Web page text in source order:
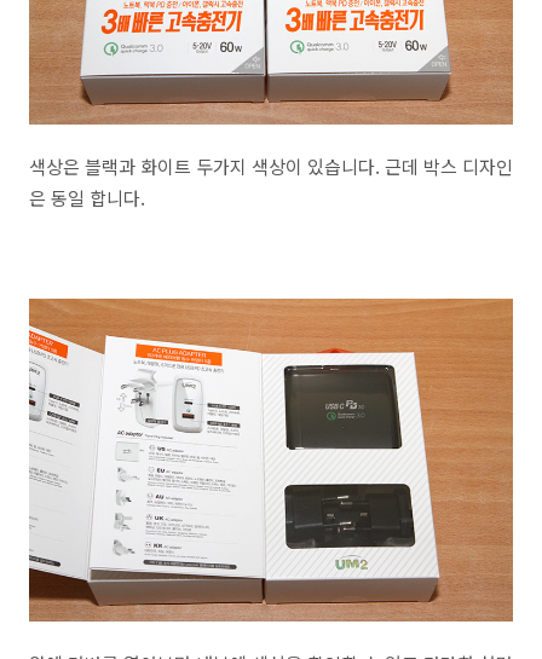
색상은 블랙과 화이트 두가지 색상이 있습니다. 근데 박스 디자인
은 동일 합니다.